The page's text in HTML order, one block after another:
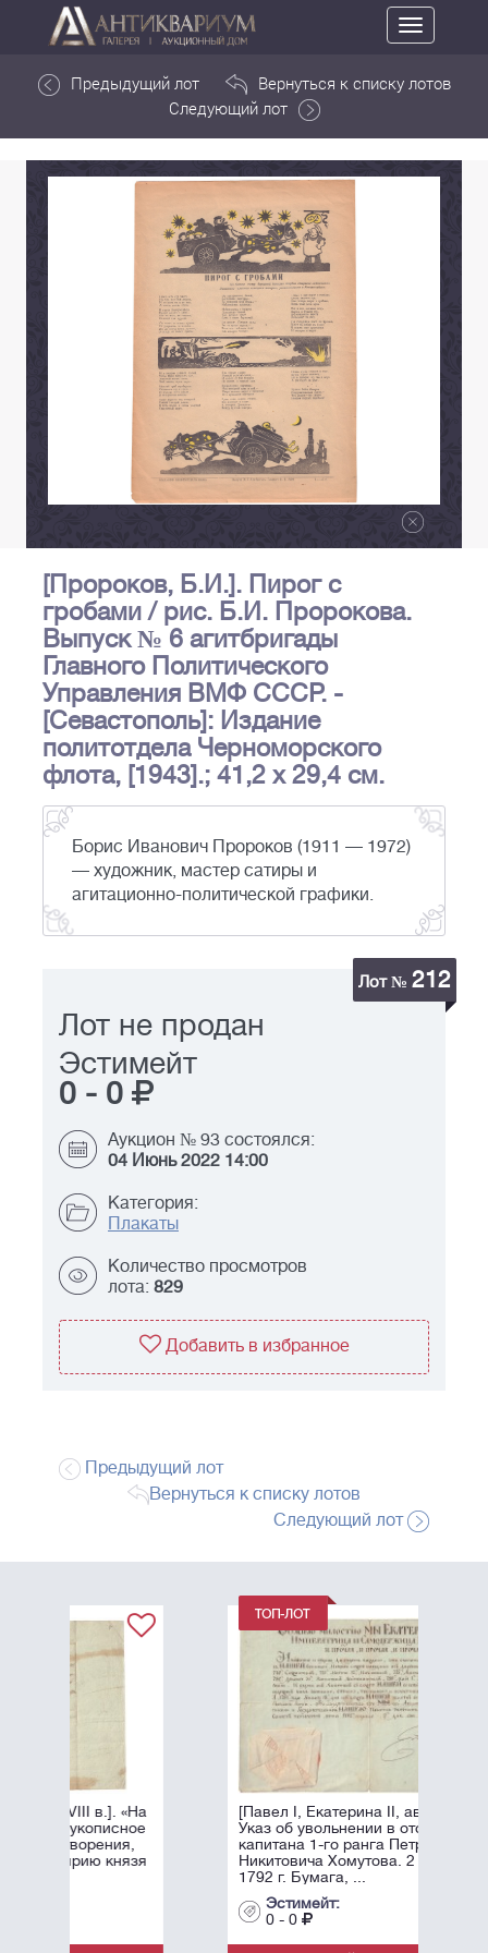
Toggle
navigation
Предыдущий лот
Вернуться к списку лотов
Следующий лот
[Пророков, Б.И.]. Пирог с
гробами / рис. Б.И. Пророкова.
Выпуск № 6 агитбригады
Главного Политического
Управления ВМФ СССР. -
[Севастополь]: Издание
политотдела Черноморского
флота, [1943].; 41,2 х 29,4 см.
Борис Иванович Пророков (1911 — 1972)
— художник, мастер сатиры и
агитационно-политической графики.
Лот № 212
Лот не продан
Эстимейт
0 - 0
Аукцион № 93 состоялся:
04 Июнь 2022 14:00
Категория:
Плакаты
Количество просмотров
лота: 829
Добавить в избранное
Предыдущий лот
Вернуться к списку лотов
Следующий лот
[Павел I, Екатерина II, автографы].
Указ об увольнении в отставку
капитана 1-го ранга Петра
Никитовича Хомутова. 2 апреля
1792 г. Бумага, ...